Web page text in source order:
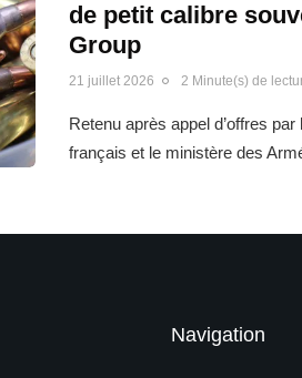
de petit calibre
Group
21 juillet 2026 2 Minute(s) de
Retenu après appel d’offres
français et le ministère des
Navigation